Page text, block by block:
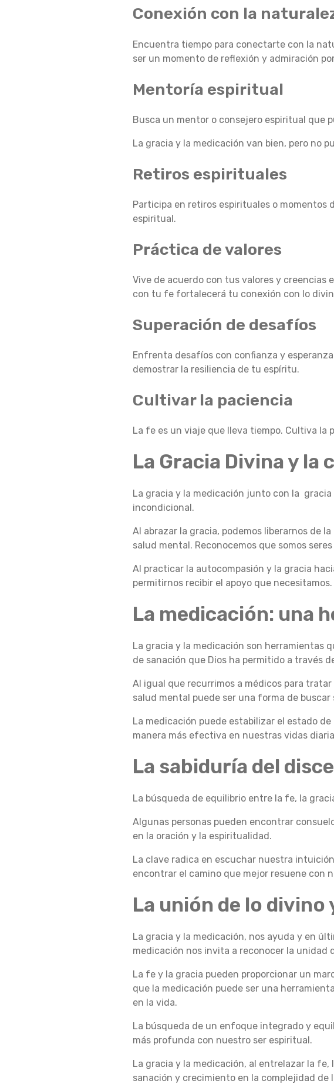
I
C
A
C
I
Ó
N
:
U
N
A
C
O
N
V
E
R
S
A
C
I
Ó
N
S
Conexión con la
Encuentra tiempo para conectarte con la
ser un momento de reflexión y admiración
Mentoría espiritual
Busca un mentor o consejero espiritual que
La gracia y la medicación van bien, pero no
Retiros espirituales
Participa en retiros espirituales o
espiritual.
Práctica de valores
Vive de acuerdo con tus valores y creencias
con tu fe fortalecerá tu conexión con lo
Superación de desafíos
Enfrenta desafíos con confianza y
demostrar la resiliencia de tu espíritu.
Cultivar la paciencia
La fe es un viaje que lleva tiempo. Cultiva
La Gracia Divina y
La gracia y la medicación junto con la
incondicional.
Al abrazar la gracia, podemos liberarnos de
salud mental. Reconocemos que somos
Al practicar la autocompasión y la gracia
permitirnos recibir el apoyo que necesitamos.
La medicación: una
La gracia y la medicación son herramientas
de sanación que Dios ha permitido a través
Al igual que recurrimos a médicos para
salud mental puede ser una forma de buscar
La medicación puede estabilizar el estado
manera más efectiva en nuestras vidas
La sabiduría del
La búsqueda de equilibrio entre la fe, la
Algunas personas pueden encontrar
en la oración y la espiritualidad.
La clave radica en escuchar nuestra
encontrar el camino que mejor resuene con
La unión de lo divino
La gracia y la medicación, nos ayuda y en
medicación nos invita a reconocer la unidad
La fe y la gracia pueden proporcionar un
que la medicación puede ser una
en la vida.
La búsqueda de un enfoque integrado y
más profunda con nuestro ser espiritual.
La gracia y la medicación, al entrelazar la
sanación y crecimiento en la complejidad de